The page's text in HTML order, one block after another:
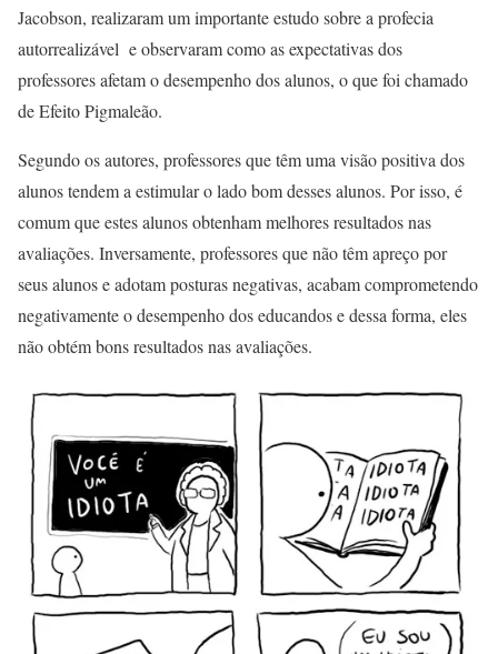
Jacobson, realizaram um importante estudo sobre a profecia
autorrealizável e observaram como as expectativas dos
professores afetam o desempenho dos alunos, o que foi chamado
de Efeito Pigmaleão.
Segundo os autores, professores que têm uma visão positiva dos
alunos tendem a estimular o lado bom desses alunos. Por isso, é
comum que estes alunos obtenham melhores resultados nas
avaliações. Inversamente, professores que não têm apreço por
seus alunos e adotam posturas negativas, acabam comprometendo
negativamente o desempenho dos educandos e dessa forma, eles
não obtém bons resultados nas avaliações.